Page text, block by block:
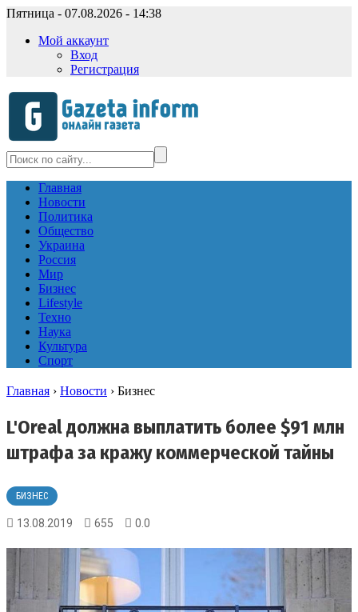
Пятница - 07.08.2026 - 14:38
Мой аккаунт
Вход
Регистрация
Главная
Новости
Политика
Общество
Украина
Россия
Мир
Бизнес
Lifestyle
Техно
Наука
Культура
Спорт
Главная › Новости › Бизнес
L'Oreal должна выплатить более $91 млн
штрафа за кражу коммерческой тайны
БИЗНЕС
13.08.2019 655 0.0